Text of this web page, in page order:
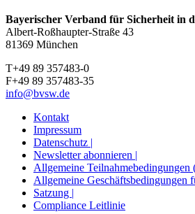
Bayerischer Verband für Sicherheit in
Albert-Roßhaupter-Straße 43
81369 München
T+49 89 357483-0
F+49 89 357483-35
info@bvsw.de
Kontakt
Impressum
Datenschutz |
Newsletter abonnieren |
Allgemeine Teilnahmebedingungen
Allgemeine Geschäftsbedingungen
Satzung |
Compliance Leitlinie